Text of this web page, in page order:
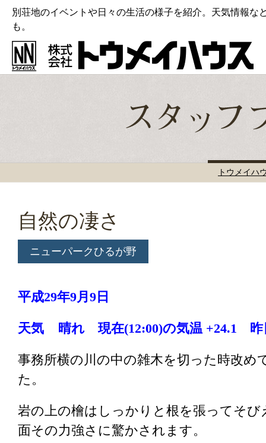
別荘地のイベントや日々の生活の様子を紹介。天気情報な
も。
トウメイハ
自然の凄さ
ニューパークひるが野
平成29年9月9 日
天気 晴れ 現在(12:00)の気温 +24.1 昨
事務所横の川の中の雑木を切った時改め
た。
岩の上の檜はしっかりと根を張ってそ
面その力強さに驚かされます。